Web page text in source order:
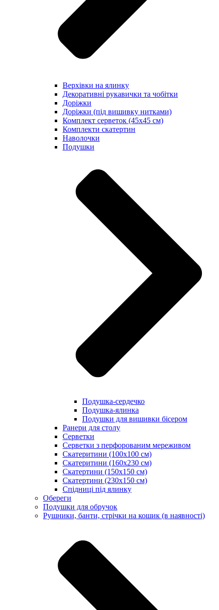
Верхівки на ялинку
Декоративні рукавички та чобітки
Доріжки
Доріжки (під вишивку нитками)
Комплект серветок (45х45 см)
Комплекти скатертин
Наволочки
Подушки
Подушка-сердечко
Подушка-ялинка
Подушки для вишивки бісером
Ранери для столу
Серветки
Серветки з перфорованим мереживом
Скатеритини (100х100 см)
Скатеритини (160х230 см)
Скатертини (150х150 см)
Скатертини (230х150 см)
Спідниці під ялинку
Обереги
Подушки для обручок
Рушники, банти, стрічки на кошик (в наявності)